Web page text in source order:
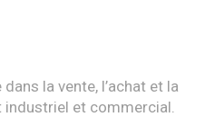
la vente, l’achat et la
industriel et commercial.